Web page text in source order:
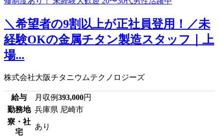
＼希望者の9割以上が正社員登用！／未
経験OKの金属チタン製造スタッフ｜上
場...
株式会社大阪チタニウムテクノロジーズ
給与 月収例393,000円
勤務地 兵庫県 尼崎市
寮・社
宅
あり